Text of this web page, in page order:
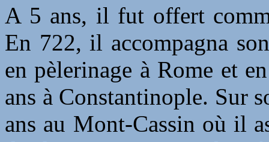
A 5 ans, il fut offert
En 722, il accompagna
en pèlerinage à Rome et
ans à Constantinople. Sur
ans au Mont-Cassin où il